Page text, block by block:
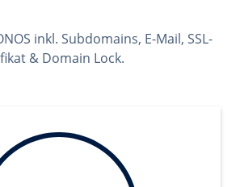
inkl. Subdomains, E-Mail, SSL-
& Domain Lock.